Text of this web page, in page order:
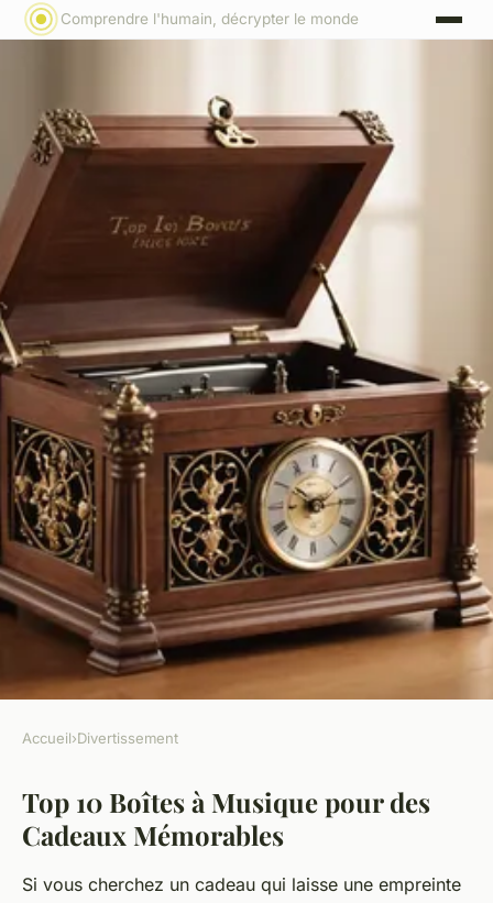
Comprendre l'humain, décrypter le monde
Top 10 boîtes à musique pour
des cadeaux mémorables
Maxence•28 février 2025•5 min de lecture
Accueil›Divertissement
Top 10 Boîtes à Musique pour des
Cadeaux Mémorables
Si vous cherchez un cadeau qui laisse une empreinte